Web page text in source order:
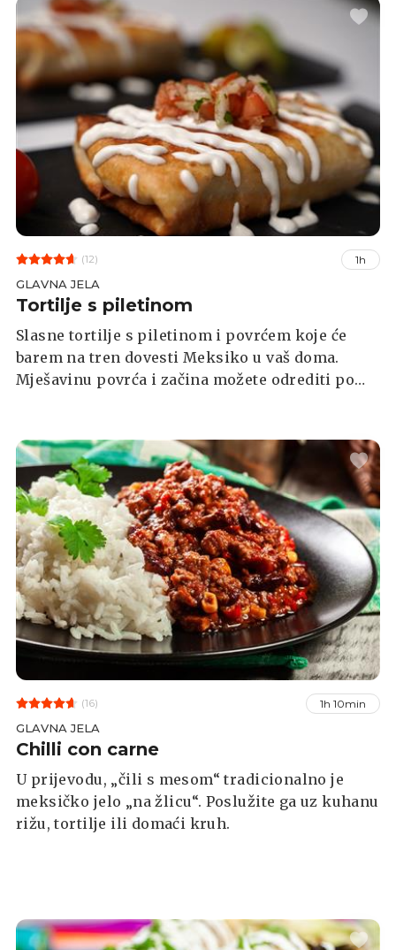
(12) 1h
GLAVNA JELA
Tortilje s piletinom
Slasne tortilje s piletinom i povrćem koje će
barem na tren dovesti Meksiko u vaš doma.
Mješavinu povrća i začina možete odrediti po
paprikom i čili pahuljicama.
(16) 1h 10min
GLAVNA JELA
Chilli con carne
U prijevodu, „čili s mesom“ tradicionalno je
meksičko jelo „na žlicu“. Poslužite ga uz kuhanu
rižu, tortilje ili domaći kruh.